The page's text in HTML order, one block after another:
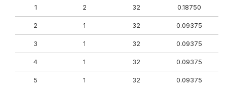
1 2 32 0.18750
2 1 32 0.09375
3 1 32 0.09375
4 1 32 0.09375
5 1 32 0.09375